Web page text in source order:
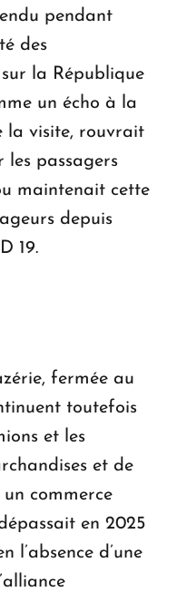
pendant
des
la République
un écho à la
la visite, rouvrait
passagers
maintenait cette
depuis
19.
fermée au
toutefois
et les
et de
commerce
en 2025
l’absence d’une